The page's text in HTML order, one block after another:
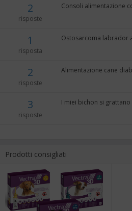
2
risposte
Consoli alimentazione
1
risposta
Ostosarcoma labrador
2
risposte
Alimentazione cane
3
risposte
I miei bichon si grattano
Prodotti consigliati